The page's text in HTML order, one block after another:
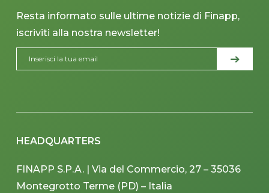
Resta informato sulle ultime notizie di Finapp,
iscriviti alla nostra newsletter!
HEADQUARTERS
FINAPP S.P.A. | Via del Commercio, 27 – 35036
Montegrotto Terme (PD) – Italia